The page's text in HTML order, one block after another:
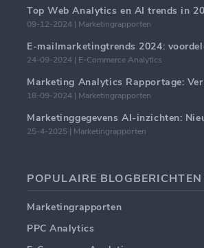
Top Web Analytics en AI trends in
09-12-2024 | Marketingrapporten
24-09-2024 | E-Commerce Analytics
18-09-2024 | Marketingrapporten
25-4-2025 | Marketingrapporten
Marketingrapporten
PPC Analytics